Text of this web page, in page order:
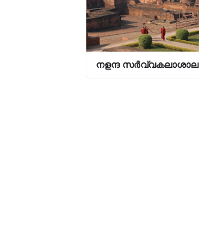
നളന്ദ സർവ്വകലാശാല